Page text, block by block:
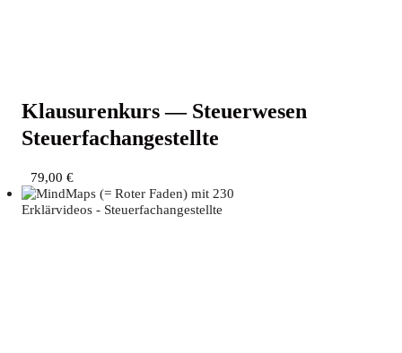
Klau­su­ren­kurs — Steu­er­we­sen
Steuerfachangestellte
79,00 €